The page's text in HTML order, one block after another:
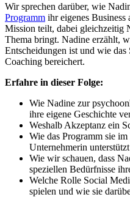
Wir sprechen darüber, wie
Programm ihr eigenes
Mission teilt, dabei gleichzeitig
Thema bringt. Nadine erzählt,
Entscheidungen ist und wie
Coaching bereichert.
Erfahre in dieser Folge:
Wie Nadine zur
ihre eigene Geschichte
Weshalb Akzeptanz ein
Wie das Programm sie
Unternehmerin unterstützt
Wie wir schauen, dass
speziellen Bedürfnisse
Welche Rolle Social
spielen und wie sie